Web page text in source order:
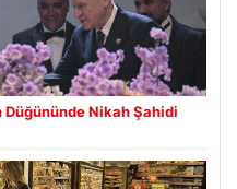
Düğününde Nikah Şahidi